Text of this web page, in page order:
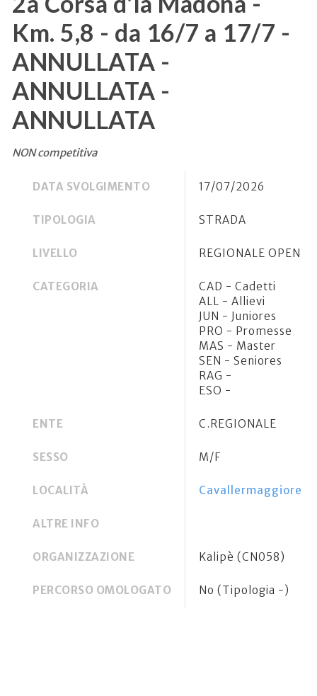
Km. 5,8 - da 16/7 a 17/7 -
ANNULLATA -
ANNULLATA -
ANNULLATA
NON competitiva
DATA SVOLGIMENTO 17/07/2026
TIPOLOGIA STRADA
LIVELLO REGIONALE OPEN
CATEGORIA
CAD - Cadetti
ALL - Allievi
JUN - Juniores
PRO - Promesse
MAS - Master
SEN - Seniores
RAG -
ESO -
ENTE C.REGIONALE
SESSO M/F
LOCALITÀ Cavallermaggiore
ALTRE INFO
ORGANIZZAZIONE Kalipè (CN058)
PERCORSO OMOLOGATO No (Tipologia -)